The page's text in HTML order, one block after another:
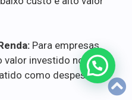
Para empresas
valor investido no plano
como despesa